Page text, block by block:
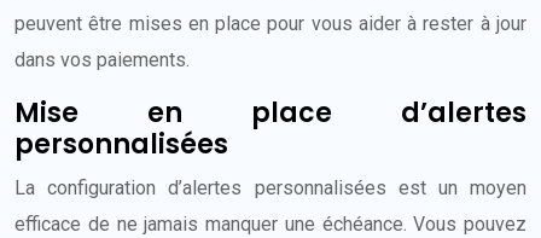
peuvent être mises en place pour vous aider à rester à jour
dans vos paiements.
Mise en place d’alertes
personnalisées
La configuration d’alertes personnalisées est un moyen
efficace de ne jamais manquer une échéance. Vous pouvez